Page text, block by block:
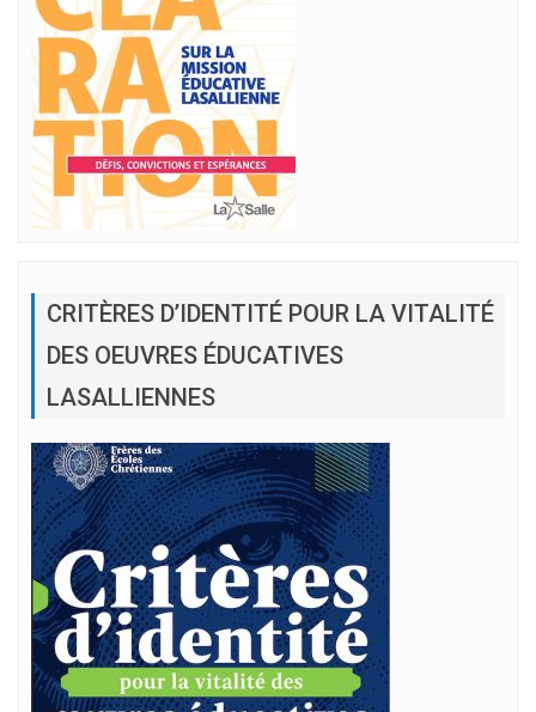
CRITÈRES D’IDENTITÉ POUR LA VITALITÉ
DES OEUVRES ÉDUCATIVES
LASALLIENNES